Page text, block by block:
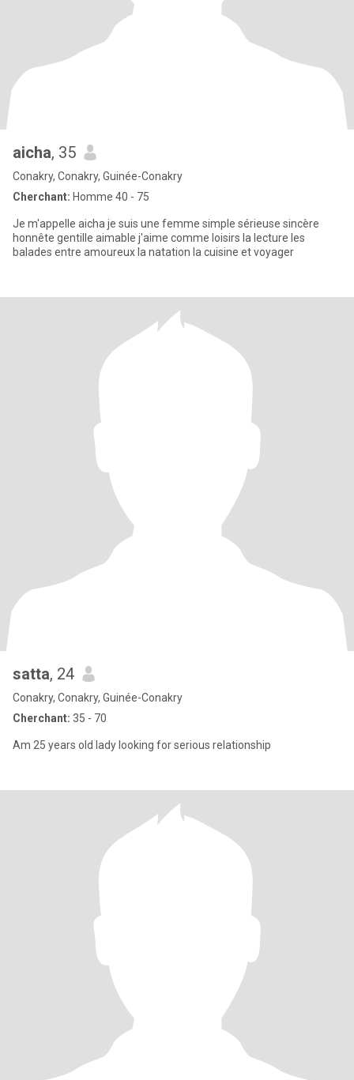
aicha, 35
Conakry, Conakry, Guinée-Conakry
Cherchant: Homme 40 - 75
Je m'appelle aicha je suis une femme simple sérieuse sincère
honnête gentille aimable j'aime comme loisirs la lecture les
balades entre amoureux la natation la cuisine et voyager
satta, 24
Conakry, Conakry, Guinée-Conakry
Cherchant: 35 - 70
Am 25 years old lady looking for serious relationship